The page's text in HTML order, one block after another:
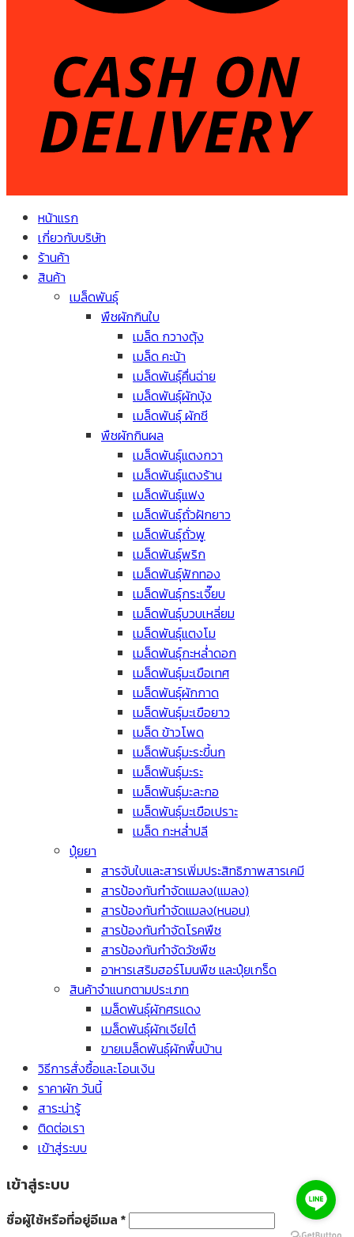
หน้าแรก
เกี่ยวกับบริษัท
ร้านค้า
สินค้า
เมล็ดพันธุ์
พืชผักกินใบ
เมล็ด กวางตุ้ง
เมล็ด คะน้า
เมล็ดพันธุ์คื่นฉ่าย
เมล็ดพันธุ์ผักบุ้ง
เมล็ดพันธุ์ ผักชี
พืชผักกินผล
เมล็ดพันธุ์แตงกวา
เมล็ดพันธุ์แตงร้าน
เมล็ดพันธุ์แฟง
เมล็ดพันธุ์ถั่วฝักยาว
เมล็ดพันธุ์ถั่วพู
เมล็ดพันธุ์พริก
เมล็ดพันธุ์ฟักทอง
เมล็ดพันธุ์กระเจี๊ยบ
เมล็ดพันธุ์บวบเหลี่ยม
เมล็ดพันธุ์แตงโม
เมล็ดพันธุ์กะหล่ำดอก
เมล็ดพันธุ์มะเขือเทศ
เมล็ดพันธุ์ผักกาด
เมล็ดพันธุ์มะเขือยาว
เมล็ด ข้าวโพด
เมล็ดพันธุ์มะระขี้นก
เมล็ดพันธุ์มะระ
เมล็ดพันธุ์มะละกอ
เมล็ดพันธุ์มะเขือเปราะ
เมล็ด กะหล่ำปลี
ปุ๋ยยา
สารจับใบและสารเพิ่มประสิทธิภาพสารเคมี
สารป้องกันกำจัดแมลง(แมลง)
สารป้องกันกำจัดแมลง(หนอน)
สารป้องกันกำจัดโรคพืช
สารป้องกันกำจัดวัชพืช
อาหารเสริมฮอร์โมนพืช และปุ๋ยเกร็ด
สินค้าจำแนกตามประเภท
เมล็ดพันธุ์ผักศรแดง
เมล็ดพันธุ์ผักเจียไต๋
ขายเมล็ดพันธุ์ผักพื้นบ้าน
วิธีการสั่งซื้อและโอนเงิน
ราคาผัก วันนี้
สาระน่ารู้
ติดต่อเรา
เข้าสู่ระบบ
เข้าสู่ระบบ
ชื่อผู้ใช้หรือที่อยู่อีเมล *